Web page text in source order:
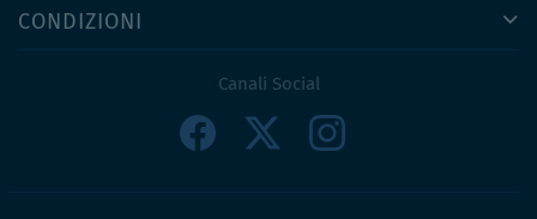
CONDIZIONI
Canali Social